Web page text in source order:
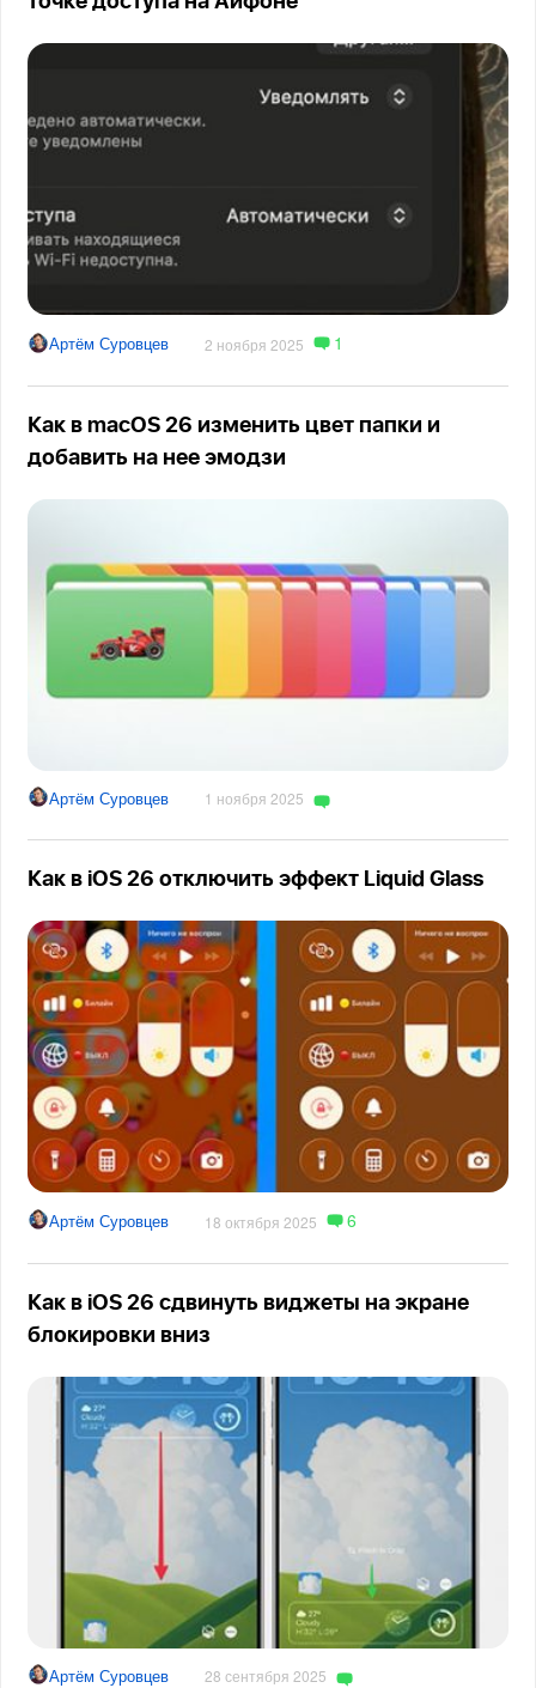
Артём Суровцев 2 ноября 2025 1
Как в macOS 26 изменить цвет папки и
добавить на нее эмодзи
Артём Суровцев 1 ноября 2025
Как в iOS 26 отключить эффект Liquid Glass
Артём Суровцев 18 октября 2025 6
Как в iOS 26 сдвинуть виджеты на экране
блокировки вниз
Артём Суровцев 28 сентября 2025